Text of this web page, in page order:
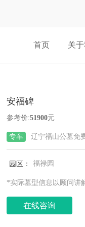
首页 关
安福碑
参考价:51900元
专车 辽宁福山公墓免
园区： 福禄园
*实际墓型信息以顾问讲
在线咨询